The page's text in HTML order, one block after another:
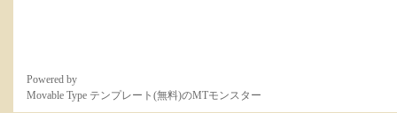
Powered by
Movable Type テンプレート(無料)のMTモンスター